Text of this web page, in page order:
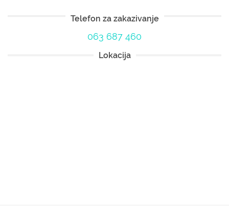
Telefon za zakazivanje
063 687 460
Lokacija